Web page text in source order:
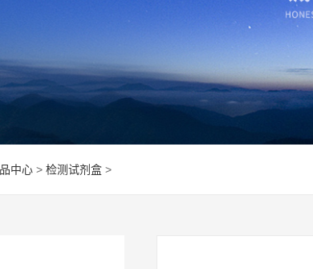
中心 > 检测试剂盒 >